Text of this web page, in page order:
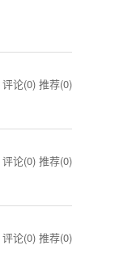
评论(0) 推荐(0)
评论(0) 推荐(0)
评论(0) 推荐(0)